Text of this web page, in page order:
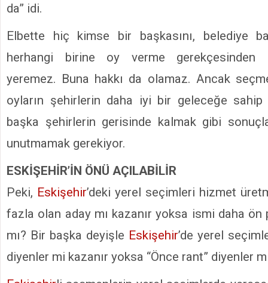
da” idi.
Elbette hiç kimse bir başkasını, belediye
herhangi birine oy verme gerekçesinden
yeremez. Buna hakkı da olamaz. Ancak
oyların şehirlerin daha iyi bir geleceğe
başka şehirlerin gerisinde kalmak gibi
unutmamak gerekiyor.
ESKİŞEHİR’İN ÖNÜ AÇILABİLİR
Peki, Eskişehir’deki yerel seçimleri hizmet
fazla olan aday mı kazanır yoksa ismi daha
mı? Bir başka deyişle Eskişehir’de yerel
diyenler mi kazanır yoksa “Önce rant” diyenler